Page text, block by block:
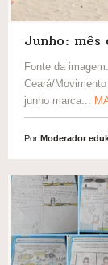
Junho: mês
Fonte da
Ceará/
junho marca...
Por Moderador